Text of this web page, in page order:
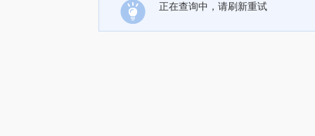
正在查询中，请刷新重试